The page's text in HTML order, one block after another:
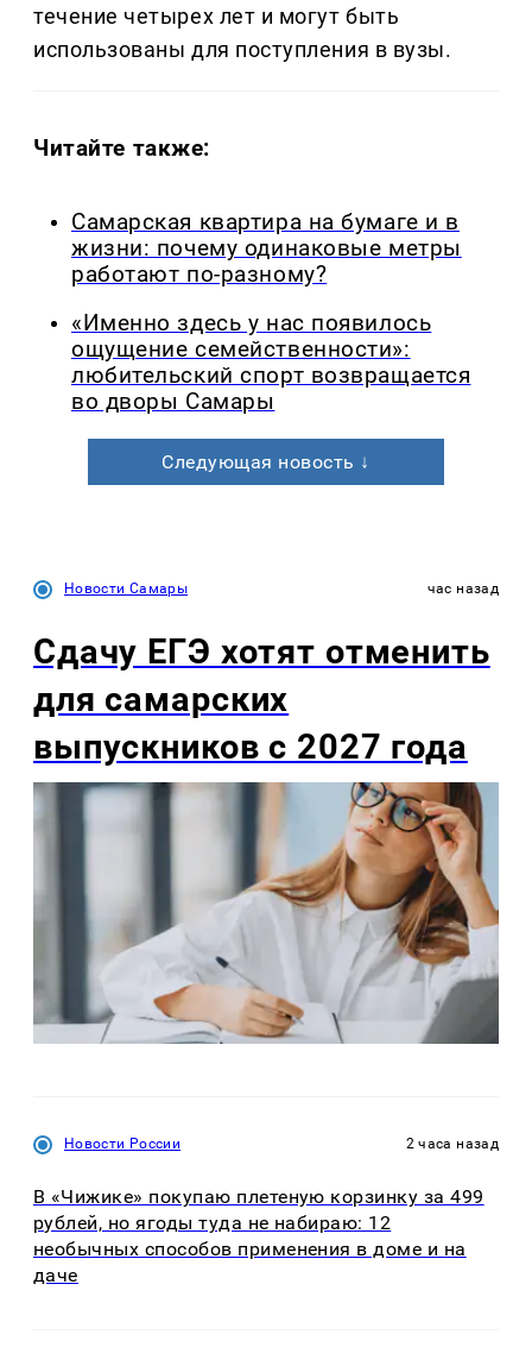
течение четырех лет и могут быть
использованы для поступления в вузы.
Читайте также:
Самарская квартира на бумаге и в
жизни: почему одинаковые метры
работают по-разному?
«Именно здесь у нас появилось
ощущение семейственности»:
любительский спорт возвращается
во дворы Самары
Следующая новость ↓
Новости Самары час назад
Сдачу ЕГЭ хотят отменить
для самарских
выпускников с 2027 года
Новости России 2 часа назад
В «Чижике» покупаю плетеную корзинку за 499
рублей, но ягоды туда не набираю: 12
необычных способов применения в доме и на
даче